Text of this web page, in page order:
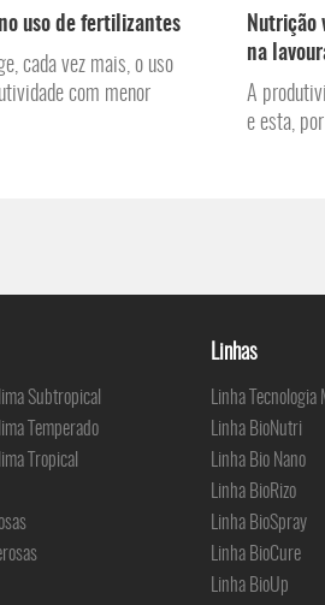
uso de fertilizantes
cada vez mais, o uso
com menor
na
A
e esta,
Subtropical
Temperado
Tropical
Linhas
Linha Tecnologia
Linha BioNutri
Linha Bio Nano
Linha BioRizo
Linha BioSpray
Linha BioCure
Linha BioUp